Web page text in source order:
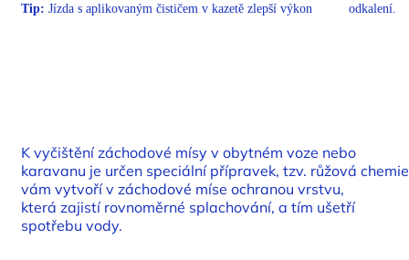
Tip: Jízda s aplikovaným čističem v kazetě zlepší výkon odkalení.
K vyčištění záchodové mísy v obytném voze nebo
karavanu je určen speciální přípravek, tzv. růžová chemie
vám vytvoří v záchodové míse ochranou vrstvu,
která zajistí rovnoměrné splachování, a tím ušetří
spotřebu vody.